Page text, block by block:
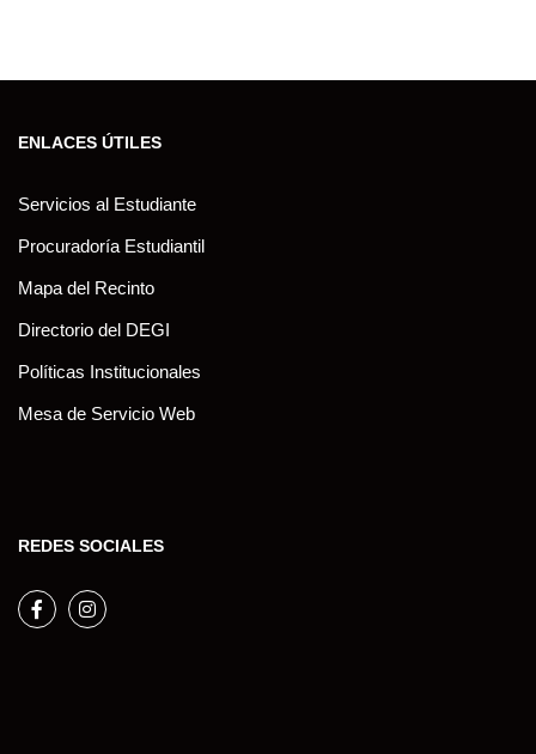
ENLACES ÚTILES
Servicios al Estudiante
Procuradoría Estudiantil
Mapa del Recinto
Directorio del DEGI
Políticas Institucionales
Mesa de Servicio Web
REDES SOCIALES